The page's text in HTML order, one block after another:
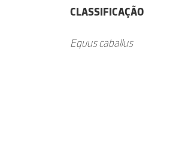
CLASSIFICAÇÃO
Equus caballus